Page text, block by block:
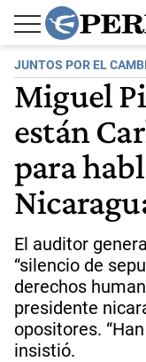
JUNTOS POR EL
Miguel
están
para
El auditor
“silencio de
derechos
presidente
opositores.
insistió.